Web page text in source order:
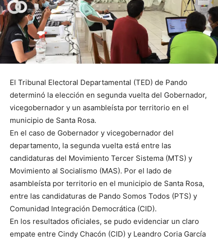
El Tribunal Electoral Departamental (TED) de Pando
determinó la elección en segunda vuelta del Gobernador,
vicegobernador y un asambleísta por territorio en el
municipio de Santa Rosa.
En el caso de Gobernador y vicegobernador del
departamento, la segunda vuelta está entre las
candidaturas del Movimiento Tercer Sistema (MTS) y
Movimiento al Socialismo (MAS). Por el lado de
asambleísta por territorio en el municipio de Santa Rosa,
entre las candidaturas de Pando Somos Todos (PTS) y
Comunidad Integración Democrática (CID).
En los resultados oficiales, se pudo evidenciar un claro
empate entre Cindy Chacón (CID) y Leandro Coria García